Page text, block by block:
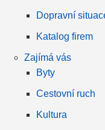
Dopravní
Katalog firem
Zajímá vás
Byty
Cestovní ruch
Kultura